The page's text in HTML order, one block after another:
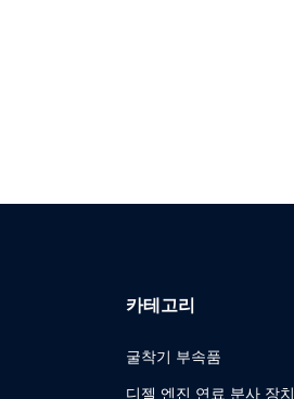
카테고리
굴착기 부속품
디젤 엔진 연료 분사 장치